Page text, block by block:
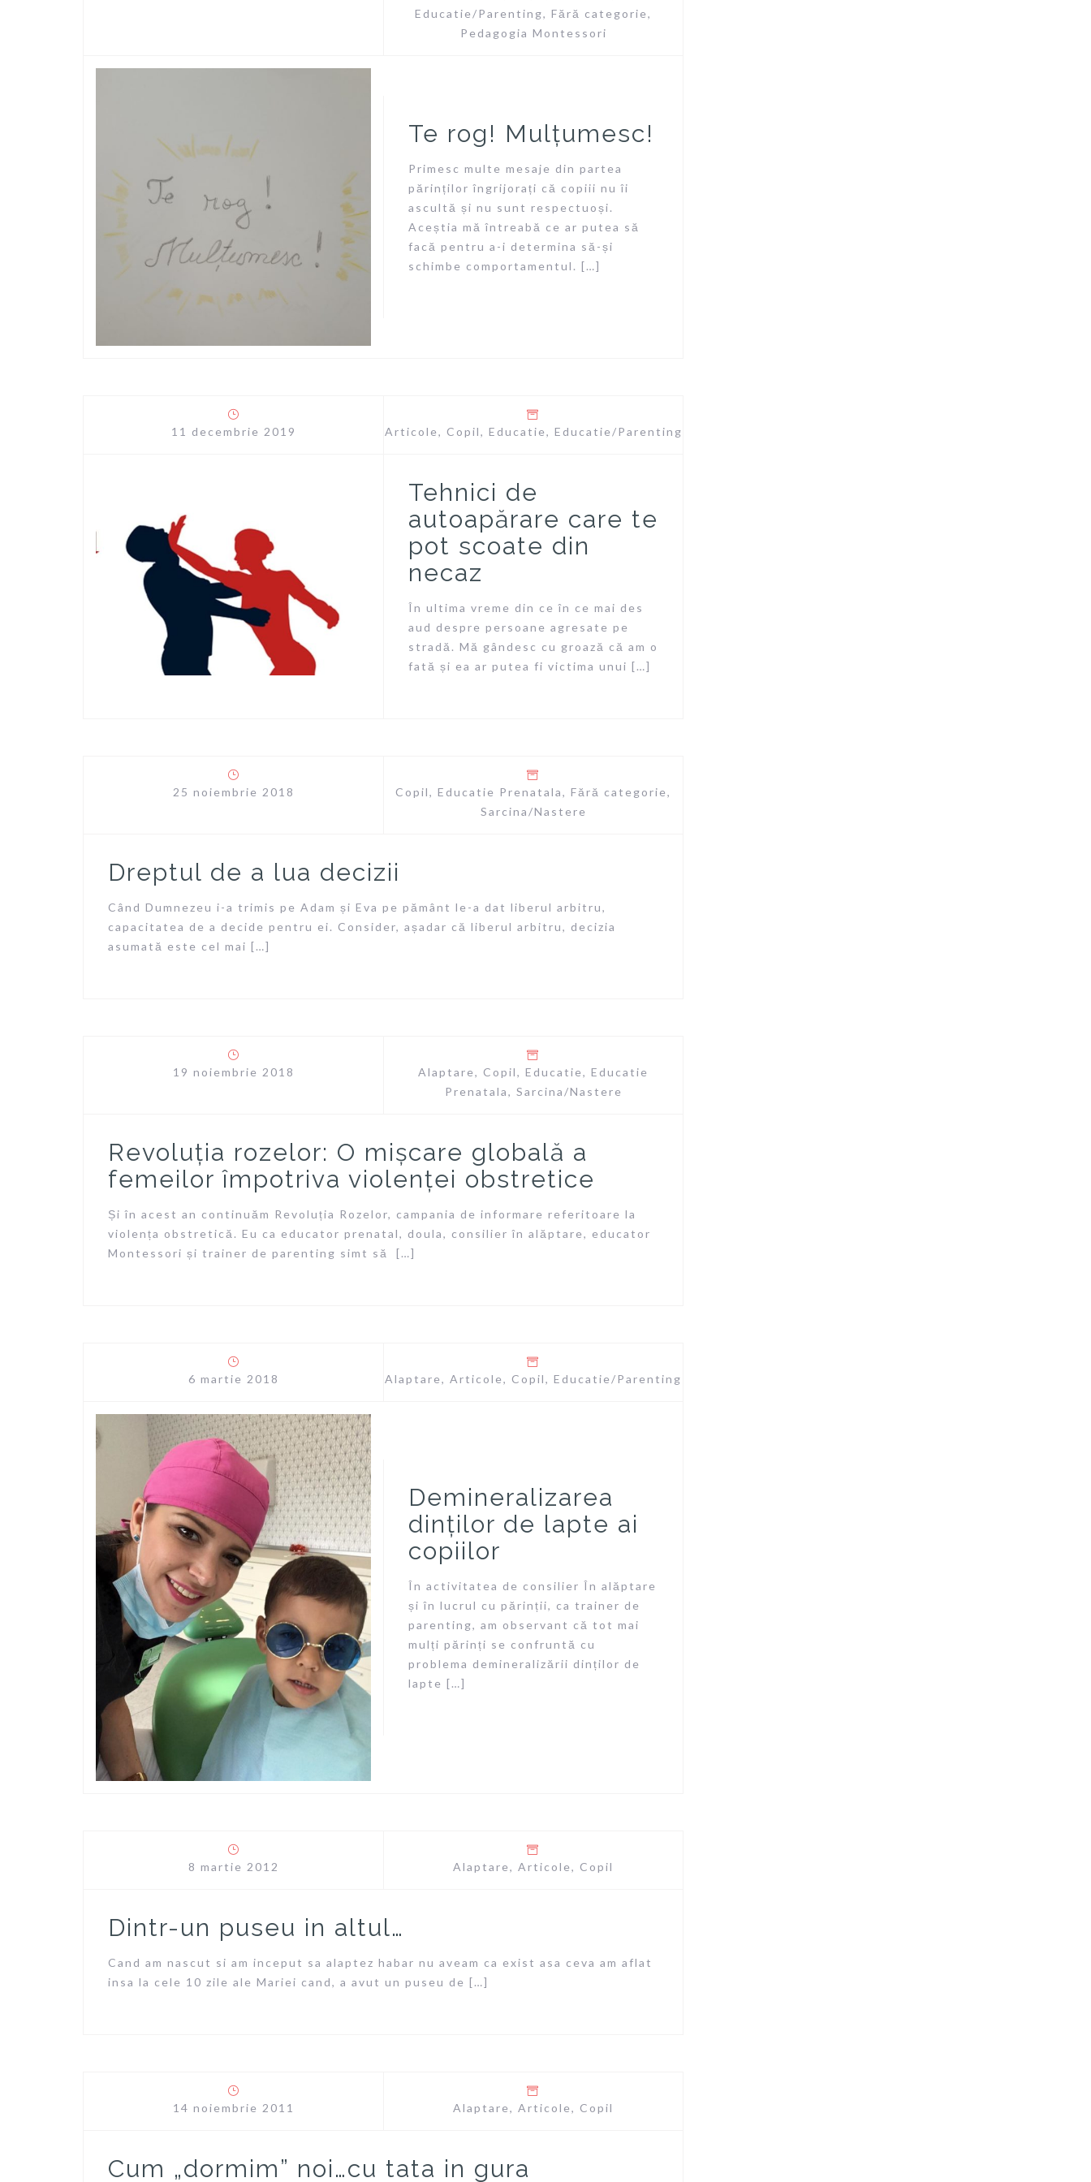
Educatie/Parenting, Fără categorie,
Pedagogia Montessori
Te rog! Mulțumesc!
Primesc multe mesaje din partea
părinților îngrijorați că copiii nu îi
ascultă și nu sunt respectuoși.
Aceștia mă întreabă ce ar putea să
facă pentru a-i determina să-și
schimbe comportamentul. […]
11 decembrie 2019 Articole, Copil, Educatie, Educatie/Parenting
Tehnici de
autoapărare care te
pot scoate din
necaz
În ultima vreme din ce în ce mai des
aud despre persoane agresate pe
stradă. Mă gândesc cu groază că am o
fată și ea ar putea fi victima unui […]
25 noiembrie 2018 Copil, Educatie Prenatala, Fără categorie,
Sarcina/Nastere
Dreptul de a lua decizii
Când Dumnezeu i-a trimis pe Adam și Eva pe pământ le-a dat liberul arbitru,
capacitatea de a decide pentru ei. Consider, așadar că liberul arbitru, decizia
asumată este cel mai […]
19 noiembrie 2018 Alaptare, Copil, Educatie, Educatie
Prenatala, Sarcina/Nastere
Revoluția rozelor: O mișcare globală a
femeilor împotriva violenței obstretice
Și în acest an continuăm Revoluția Rozelor, campania de informare referitoare la
violența obstretică. Eu ca educator prenatal, doula, consilier în alăptare, educator
Montessori și trainer de parenting simt să […]
6 martie 2018 Alaptare, Articole, Copil, Educatie/Parenting
Demineralizarea
dinților de lapte ai
copiilor
În activitatea de consilier În alăptare
și în lucrul cu părinții, ca trainer de
parenting, am observant că tot mai
mulți părinți se confruntă cu
problema demineralizării dinților de
lapte […]
8 martie 2012 Alaptare, Articole, Copil
Dintr-un puseu in altul…
Cand am nascut si am inceput sa alaptez habar nu aveam ca exist asa ceva am aflat
insa la cele 10 zile ale Mariei cand, a avut un puseu de […]
14 noiembrie 2011 Alaptare, Articole, Copil
Cum „dormim” noi…cu tata in gura